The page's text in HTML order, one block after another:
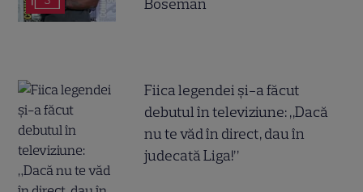
Boseman
Fiica legendei și-a făcut
debutul în televiziune: „Dacă
nu te văd în direct, dau în
judecată Liga!”